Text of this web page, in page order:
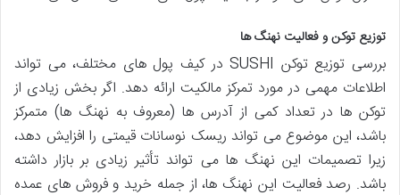
توزیع توکن و فعالیت نهنگ ها
بررسی توزیع توکن SUSHI در کیف پول های مختلف، می تواند
اطلاعات مهمی در مورد تمرکز مالکیت ارائه دهد. اگر بخش زیادی از
توکن ها در تعداد کمی از آدرس ها (معروف به نهنگ ها) متمرکز
باشد، این موضوع می تواند ریسک نوسانات قیمتی را افزایش دهد،
زیرا تصمیمات این نهنگ ها می تواند تأثیر زیادی بر بازار داشته
باشد. رصد فعالیت این نهنگ ها، از جمله خرید و فروش های عمده